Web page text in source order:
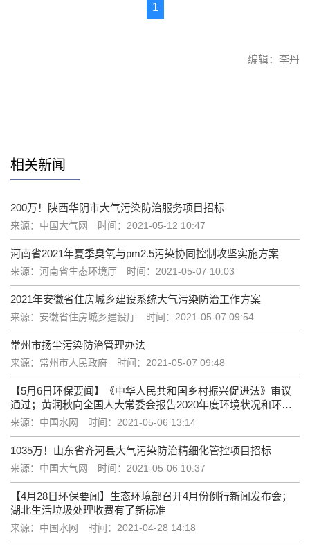
1
编辑：李丹
相关新闻
200万！陕西华阴市大气污染防治服务项目招标
来源：中国大气网 时间：2021-05-12 10:47
河南省2021年夏季臭氧与pm2.5污染协同控制攻坚实施方案
来源：河南省生态环境厅 时间：2021-05-07 10:03
2021年安徽省住房城乡建设系统大气污染防治工作方案
来源：安徽省住房城乡建设厅 时间：2021-05-07 09:54
常州市扬尘污染防治管理办法
来源：常州市人民政府 时间：2021-05-07 09:48
【5月6日环保要闻】《中华人民共和国乡村振兴促进法》审议
通过；黄润秋向全国人大常委会报告2020年度环境状况和环境
保护目标完成情况
来源：中国水网 时间：2021-05-06 13:14
1035万！山东省齐河县大气污染防治精细化管控项目招标
来源：中国大气网 时间：2021-05-06 10:37
【4月28日环保要闻】生态环境部召开4月份例行新闻发布会；
湖北生活垃圾处理收费有了新标准
来源：中国水网 时间：2021-04-28 14:18